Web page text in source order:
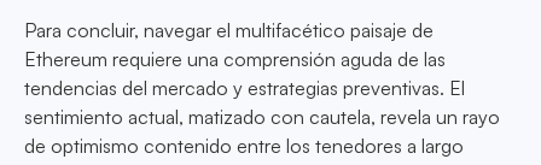
Para concluir, navegar el multifacético paisaje de
Ethereum requiere una comprensión aguda de las
tendencias del mercado y estrategias preventivas. El
sentimiento actual, matizado con cautela, revela un rayo
de optimismo contenido entre los tenedores a largo